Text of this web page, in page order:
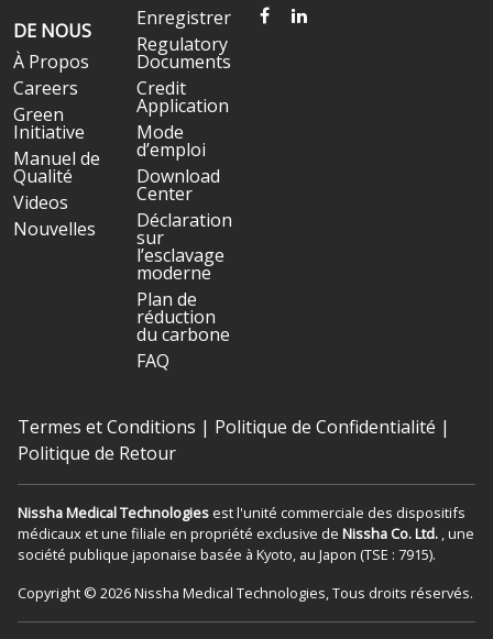
DE NOUS
À Propos
Careers
Green
Initiative
Manuel de
Qualité
Videos
Nouvelles
Enregistrer
Regulatory
Documents
Credit
Application
Mode
d’emploi
Download
Center
Déclaration
sur
l’esclavage
moderne
Plan de
réduction
du carbone
FAQ
FACEBOOK
LINKEDIN
Termes et Conditions | Politique de Confidentialité |
Politique de Retour
Nissha Medical Technologies est l'unité commerciale des dispositifs
médicaux et une filiale en propriété exclusive de Nissha Co. Ltd. , une
société publique japonaise basée à Kyoto, au Japon (TSE : 7915).
Copyright © 2026 Nissha Medical Technologies, Tous droits réservés.